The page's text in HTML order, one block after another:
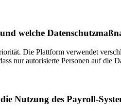
welche
Die Plattform verwendet
nur autorisierte Personen auf die
Nutzung des Payroll-